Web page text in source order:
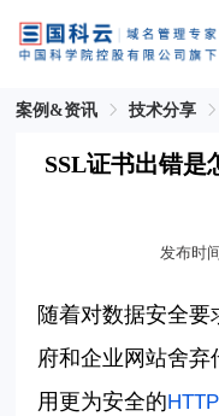
案例&资讯 技术分享
SSL证书出错是
发布时
随着对数据安全
府和企业网站舍弃
用更为安全的